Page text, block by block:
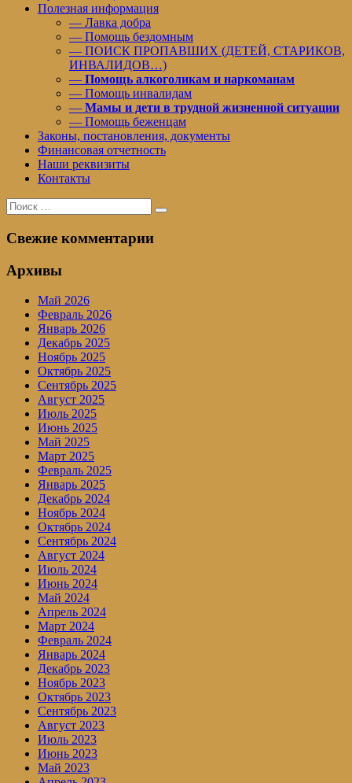
Полезная информация
— Лавка добра
— Помощь бездомным
— ПОИСК ПРОПАВШИХ (ДЕТЕЙ, СТАРИКОВ,
ИНВАЛИДОВ…)
— Помощь алкоголикам и наркоманам
— Помощь инвалидам
— Мамы и дети в трудной жизненной ситуации
— Помощь беженцам
Законы, постановления, документы
Финансовая отчетность
Наши реквизиты
Контакты
Поиск
для:
Поиск
Свежие комментарии
Архивы
Май 2026
Февраль 2026
Январь 2026
Декабрь 2025
Ноябрь 2025
Октябрь 2025
Сентябрь 2025
Август 2025
Июль 2025
Июнь 2025
Май 2025
Март 2025
Февраль 2025
Январь 2025
Декабрь 2024
Ноябрь 2024
Октябрь 2024
Сентябрь 2024
Август 2024
Июль 2024
Июнь 2024
Май 2024
Апрель 2024
Март 2024
Февраль 2024
Январь 2024
Декабрь 2023
Ноябрь 2023
Октябрь 2023
Сентябрь 2023
Август 2023
Июль 2023
Июнь 2023
Май 2023